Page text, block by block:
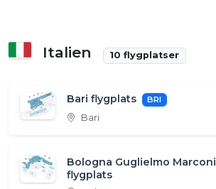
Italien 10 flygplatser
Bari flygplats BRI
Bari
Bologna Guglielmo Marconi
flygplats